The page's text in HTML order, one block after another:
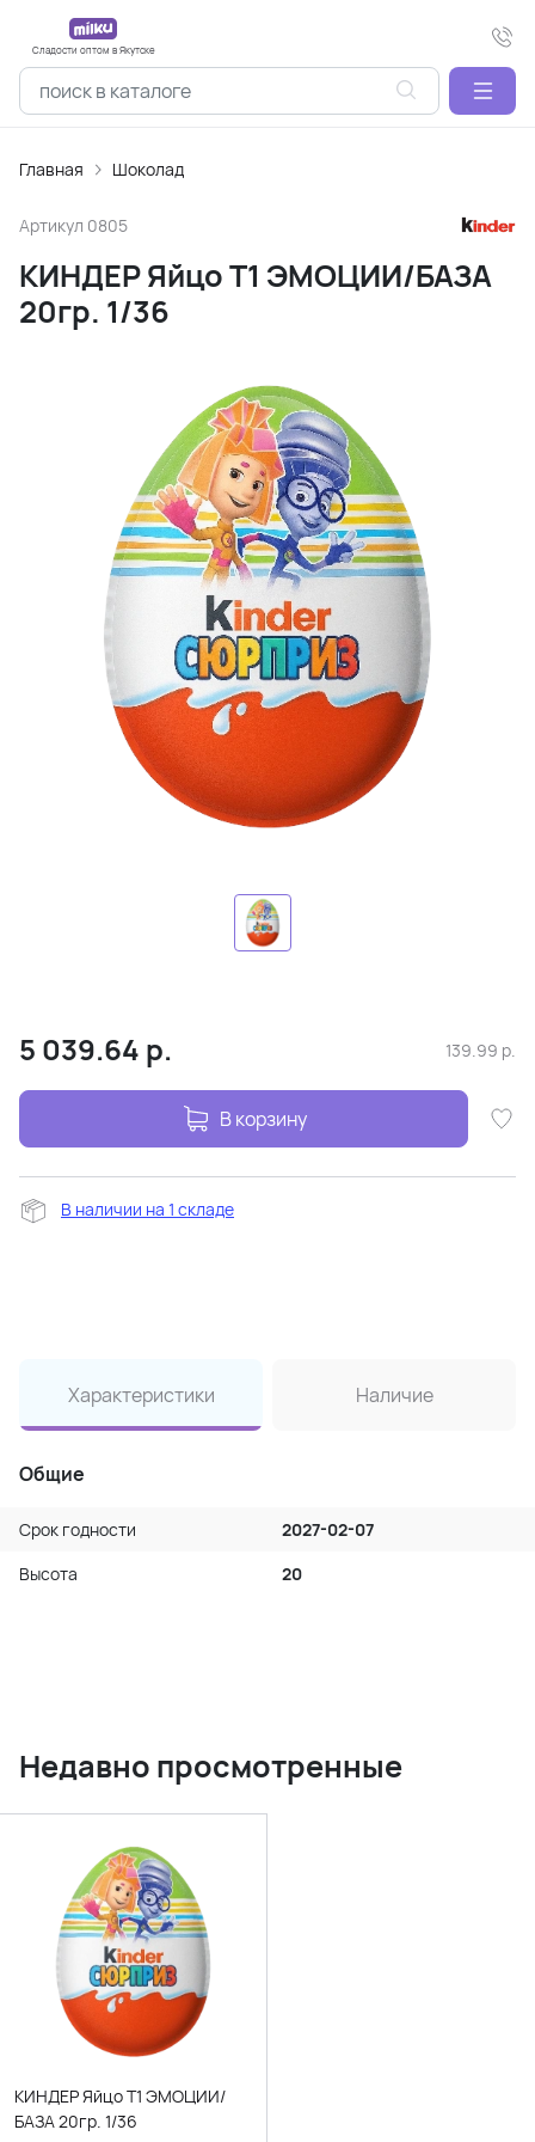
Сладости оптом в Якутске
Главная Шоколад
Артикул 0805
КИНДЕР Яйцо Т1 ЭМОЦИИ/БАЗА
20гр. 1/36
5 039.64 р. 139.99 р.
В корзину
В наличии на 1 складе
Характеристики Наличие
Общие
Срок годности
2027-02-07
Высота
20
Недавно просмотренные
КИНДЕР Яйцо Т1 ЭМОЦИИ/
БАЗА 20гр. 1/36